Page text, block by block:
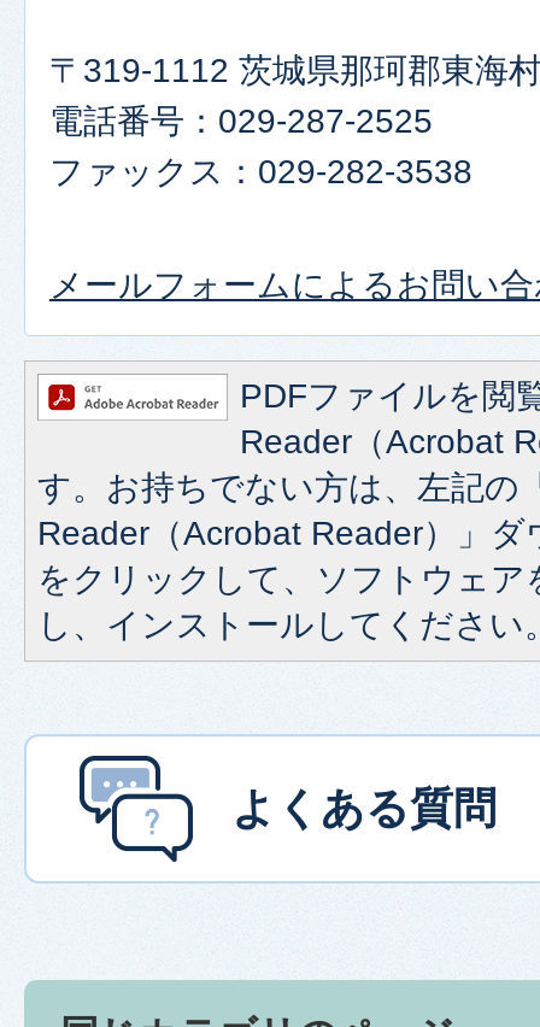
〒319-1112 茨城県那珂郡東海
電話番号：029-287-2525
ファックス：029-282-3538
メールフォームによるお問い
PDFファイルを閲
Reader（Acrobat
す。お持ちでない方は、左記の
Reader（Acrobat Reader）」
をクリックして、ソフトウェア
し、インストールしてください
よくある質問